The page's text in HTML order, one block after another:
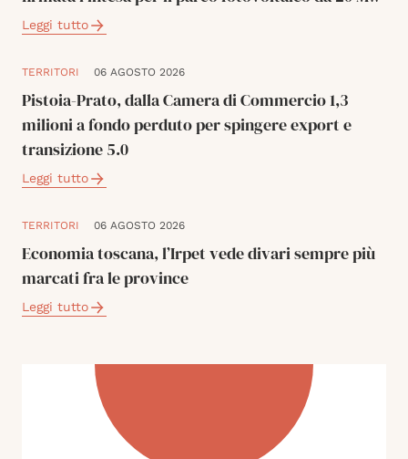
Leggi tutto
TERRITORI 06 AGOSTO 2026
Pistoia-Prato, dalla Camera di Commercio 1,3
milioni a fondo perduto per spingere export e
transizione 5.0
Leggi tutto
TERRITORI 06 AGOSTO 2026
Economia toscana, l’Irpet vede divari sempre più
marcati fra le province
Leggi tutto